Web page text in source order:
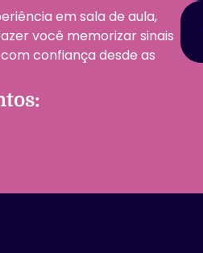
em sala de aula,
você memorizar sinais
confiança desde as